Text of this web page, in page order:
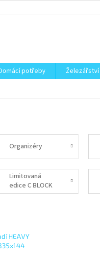
potřeby Železářství
Organizéry
Limitovaná
edice C BLOCK
COOL GREY 4C
HEAVY